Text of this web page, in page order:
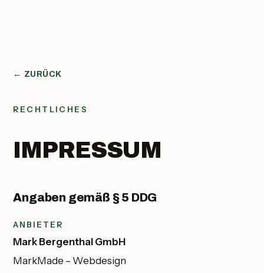
← ZURÜCK
RECHTLICHES
IMPRESSUM
Angaben gemäß § 5 DDG
ANBIETER
Mark Bergenthal GmbH
MarkMade – Webdesign